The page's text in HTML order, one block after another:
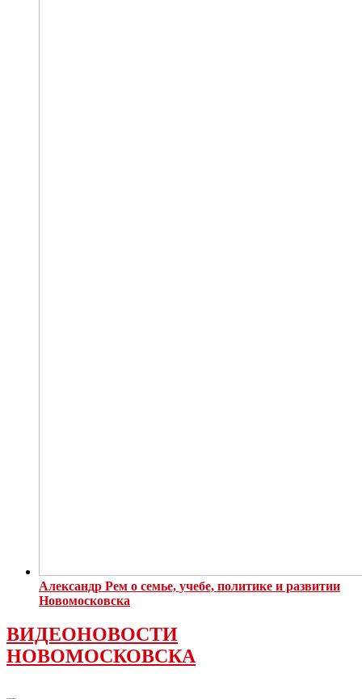
Александр Рем о семье, учебе, политике и развитии
Новомосковска
ВИДЕОНОВОСТИ
НОВОМОСКОВСКА